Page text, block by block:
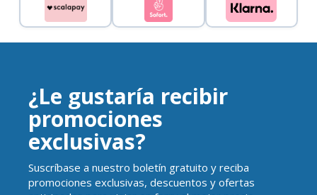
¿Le gustaría recibir
promociones
exclusivas?
Suscríbase a nuestro boletín gratuito y reciba
promociones exclusivas, descuentos y ofertas